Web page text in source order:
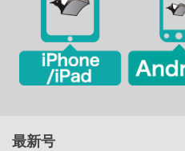
最新号